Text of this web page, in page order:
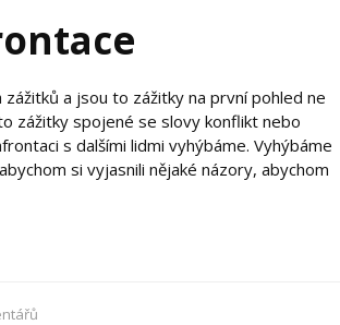
a jsou to zážitky na první pohled ne
zážitky spojené se slovy konflikt nebo
s dalšími lidmi vyhýbáme. Vyhýbáme
si vyjasnili nějaké názory, abychom